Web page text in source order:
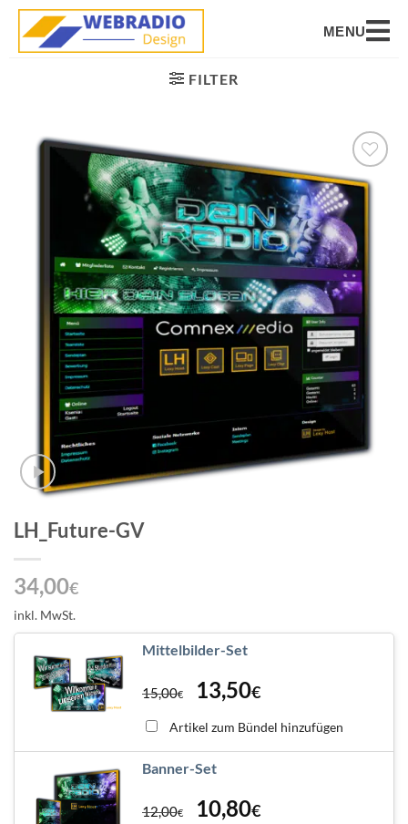
MENU
FILTER
Auf die
Wunschliste
setzen
LH_Future-GV
34,00€
inkl. MwSt.
Mittelbilder-Set
15,00€ 13,50€
Artikel zum Bündel hinzufügen
Banner-Set
12,00€ 10,80€